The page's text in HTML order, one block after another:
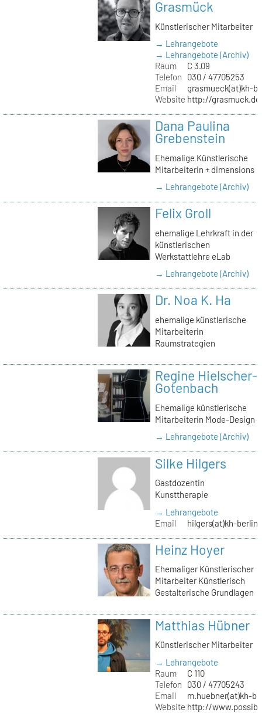
Grasmück
Künstlerischer Mitarbeiter
→ Lehrangebote
→ Lehrangebote (Archiv)
Raum
C 3.09
Telefon
030 / 47705253
Email
grasmueck(at)kh-
Website http://
Dana Paulina
Grebenstein
Ehemalige Künstlerische
Mitarbeiterin + dimensions
→ Lehrangebote (Archiv)
Felix Groll
ehemalige Lehrkraft in der
künstlerischen
Werkstattlehre eLab
→ Lehrangebote (Archiv)
Dr. Noa K. Ha
ehemalige künstlerische
Mitarbeiterin
Raumstrategien
Regine Hielscher-
Gotenbach
Ehemalige künstlerische
Mitarbeiterin Mode-Design
→ Lehrangebote (Archiv)
Silke Hilgers
Gastdozentin
Kunsttherapie
→ Lehrangebote
Email
hilgers(at)kh-
Heinz Hoyer
Ehemaliger Künstlerischer
Mitarbeiter Künstlerisch
Gestalterische Grundlagen
Matthias Hübner
Künstlerischer Mitarbeiter
→ Lehrangebote
Raum
C 110
Telefon
030 / 47705243
Email
m.huebner(at)kh-
Website http://